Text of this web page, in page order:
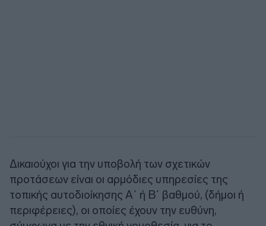
Δικαιούχοι για την υποβολή των σχετικών
προτάσεων είναι οι αρμόδιες υπηρεσίες της
τοπικής αυτοδιοίκησης Α΄ ή Β΄ βαθμού, (δήμοι ή
περιφέρειες), οι οποίες έχουν την ευθύνη,